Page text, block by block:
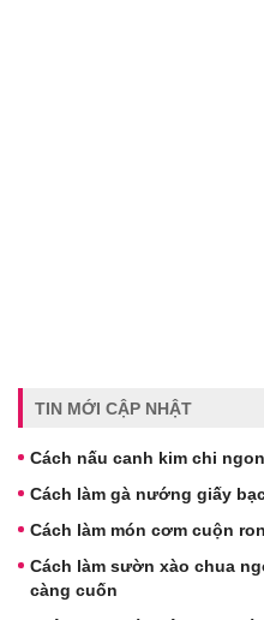
TIN MỚI CẬP NHẬT
Cách nấu canh kim chi
Cách làm gà nướng giấy
Cách làm món cơm cuộn
Cách làm sườn xào chua
càng cuốn